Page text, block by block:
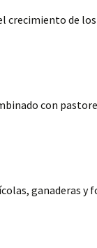
crecimiento de
con
ganaderas y